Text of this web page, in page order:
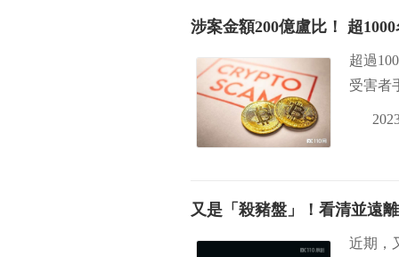
涉案金額200億盧比！ 超
超過
受害者
又是「殺豬盤」！看清並遠
近期，